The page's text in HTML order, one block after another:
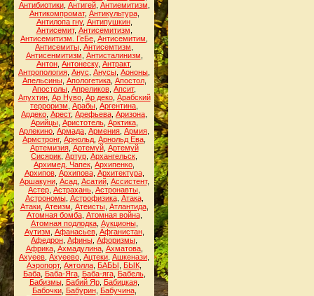
Антибиотики, Антигей, Антиемитизм
Антикомпромат, Антикультура,
Антилопа гну, Антипушкин,
Антисемит, Антисемитизм
Антисемитизм. ГеБе Антисемитим
Антисемиты Антисемтизм
Антисенмитизм Антисталинизм
Антон Антонеску, Антракт,
Антропология Анус Анусы Аононы
Апельсины, Апологетика, Апостол,
Апостолы Апреликов Апсит,
Апухтин, Ар Нуво, Ар деко, Арабский
терроризм Арабы Аргентина
Ардеко Арест, Арефьева Аризона
Арийцы, Аристотель, Арктика,
Арлекино Армада Армения Армия
Армстронг, Арнольд Арнольд Ева
Артемизия, Артемуй, Артемуй
Сисярик Артур Архангельск
Архимед. Чапек Архипенко
Архипов, Архипова, Архитектура,
Аршакуни, Асад, Асатий, Ассистент,
Астер Астрахань Астронавты
Астрономы, Астрофизика, Атака,
Атаки, Атеизм Атеисты, Атлантида,
Атомная бомба, Атомная война,
Атомная подлодка, Аукционы,
Аутизм Афанасьев, Афганистан,
Афедрон Афины Афоризмы
Африка, Ахмадулина, Ахматова,
Ахуеев Ахуеево Ацтеки Ашкенази
Аэропорт, Аятолла БАБЫ БЫК
Баба, Баба-Яга, Баба-яга, Бабель,
Бабизмы, Бабий Яр, Бабицкая,
Бабочки, Бабурин, Бабучина,